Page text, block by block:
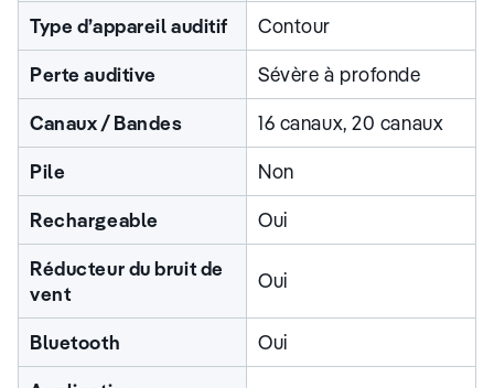
Type d’appareil auditif
Contour
Perte auditive
Sévère à profonde
Canaux / Bandes
16 canaux, 20 canaux
Pile
Non
Rechargeable
Oui
Réducteur du bruit de
vent
Oui
Bluetooth
Oui